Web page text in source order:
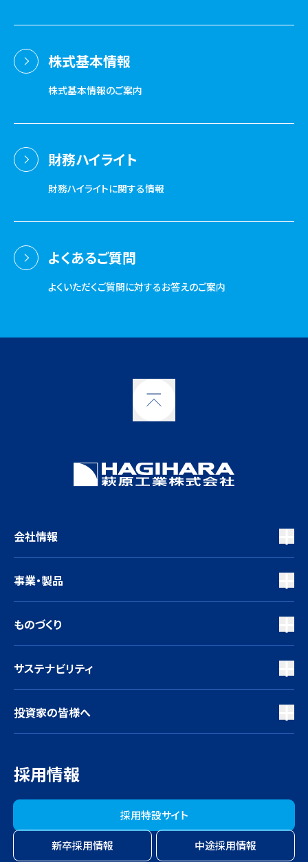
株式基本情報
株式基本情報のご案内
財務ハイライト
財務ハイライトに関する情報
よくあるご質問
よくいただくご質問に対するお答えのご案内
会社情報
事業・製品
ものづくり
サステナビリティ
投資家の皆様へ
採用情報
採用特設サイト
新卒採用情報 中途採用情報